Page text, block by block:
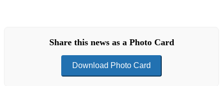
Share this news as a Photo Card
Download Photo Card